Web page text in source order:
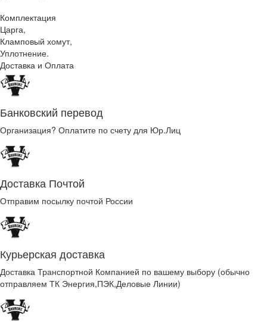
Комплектация
Царга,
Кламповый хомут,
Уплотнение.
Доставка и Оплата
Банковский перевод
Организация? Оплатите по счету для Юр.Лиц
Доставка Почтой
Отправим посылку почтой России
Курьерская доставка
Доставка Транспортной Компанией по вашему выбору (обычно
отправляем ТК Энергия,ПЭК,Деловые Линии)